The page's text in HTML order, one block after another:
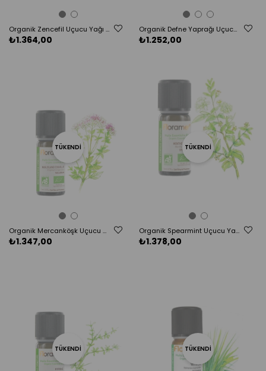
Organik Zencefil Uçucu Yağı (Zingiber officinalis)-5 ml
₺1.364,00
Organik Defne Yaprağı Uçucu Yağı (Laurus nobilis)-5 ml
₺1.252,00
TÜKENDI
Organik Mercanköşk Uçucu Yağı - 5 ml
₺1.347,00
TÜKENDI
Organik Spearmint Uçucu Yağı (Mentha spicata)-5 ml
₺1.378,00
TÜKENDI TÜKENDI